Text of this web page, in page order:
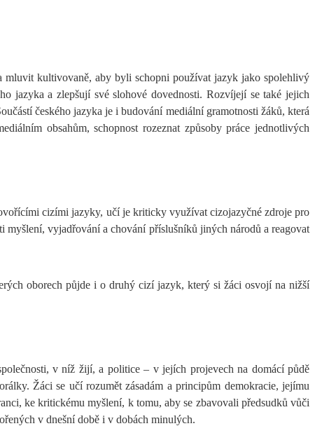
mluvit kultivovaně, aby byli schopni používat jazyk jako spolehlivý
jazyka a zlepšují své slohové dovednosti. Rozvíjejí se také jejich
českého jazyka je i budování mediální gramotnosti žáků, která
obsahům, schopnost rozeznat způsoby práce jednotlivých
cizími jazyky, učí je kriticky využívat cizojazyčné zdroje pro
vyjadřování a chování příslušníků jiných národů a reagovat
oborech půjde i o druhý cizí jazyk, který si žáci osvojí na nižší
v níž žijí, a politice – v jejích projevech na domácí půdě
Žáci se učí rozumět zásadám a principům demokracie, jejímu
ke kritickému myšlení, k tomu, aby se zbavovali předsudků vůči
v dnešní době i v dobách minulých.